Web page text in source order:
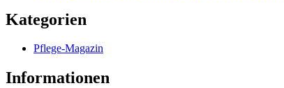
Kategorien
Pflege-Magazin
Informationen